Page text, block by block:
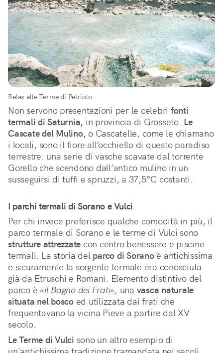
Relax alle Terme di Petriolo
Non servono presentazioni per le celebri fonti
termali di Saturnia, in provincia di Grosseto. Le
Cascate del Mulino, o Cascatelle, come le chiamano
i locali, sono il fiore all’occhiello di questo paradiso
terrestre: una serie di vasche scavate dal torrente
Gorello che scendono dall’antico mulino in un
susseguirsi di tuffi e spruzzi, a 37,5°C costanti.
I parchi termali di Sorano e Vulci
Per chi invece preferisce qualche comodità in più, il
parco termale di Sorano e le terme di Vulci sono
strutture attrezzate con centro benessere e piscine
termali. La storia del parco di Soranoè antichissima
e sicuramente la sorgente termale era conosciuta
già da Etruschi e Romani. Elemento distintivo del
parco è «il Bagno dei Frati», una vasca naturale
situata nel boscoed utilizzata dai frati che
frequentavano la vicina Pieve a partire dal XV
secolo.
Le Terme di Vulci sono un altro esempio di